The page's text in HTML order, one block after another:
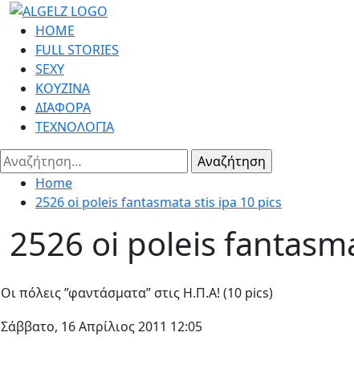
Skip
content
Primary
Menu
HOME
FULL STORIES
SEXY
ΚΟΥΖΙΝΑ
ΔΙΑΦΟΡΑ
ΤΕΧΝΟΛΟΓΙΑ
Αναζήτηση
για:
Home
2526 oi poleis fantasmata stis ipa 10 pics
2526 oi poleis
Oι πόλεις ”φαντάσματα” στις Η.Π.Α! (10 pics)
Σάββατο, 16 Απρίλιος 2011 12:05